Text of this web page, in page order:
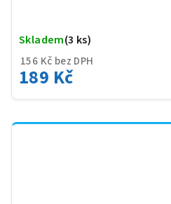
156 Kč bez DPH
189 Kč
Skladem(3 ks)